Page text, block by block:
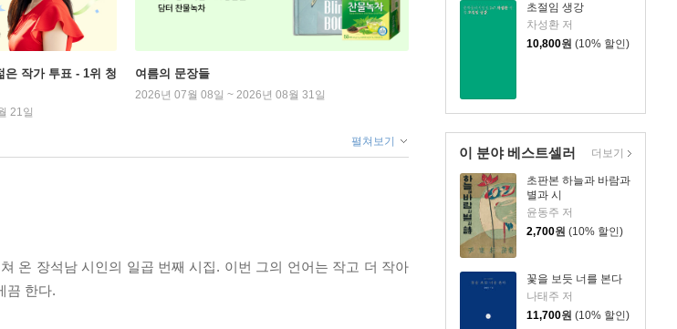
초절임 생강
차성환 저
10,800원 (10% 할인)
이 분야 베스트셀러
초판본 하늘과 바람과
별과 시
윤동주 저
2,700원 (10% 할인)
꽃을 보듯 너를 본다
나태주 저
11,700원 (10% 할인)
더보기
은 작가 투표 - 1위 청
21일
여름의 문장들
2026년 07월 08일 ~ 2026년 08월 31일
펼쳐보기
온 장석남 시인의 일곱 번째 시집. 이번 그의 언어는 작고 더 작아
끔 한다.